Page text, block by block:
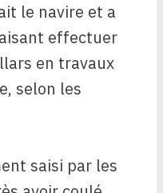
le navire et a
effectuer
en travaux
selon les
saisi par les